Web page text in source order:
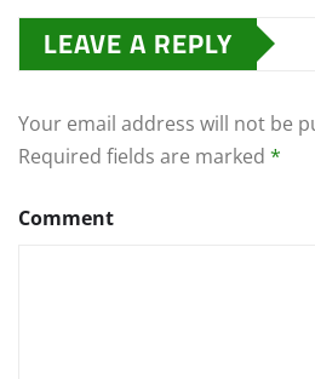
LEAVE A REPLY
Your email address will not be
Required fields are marked *
Comment